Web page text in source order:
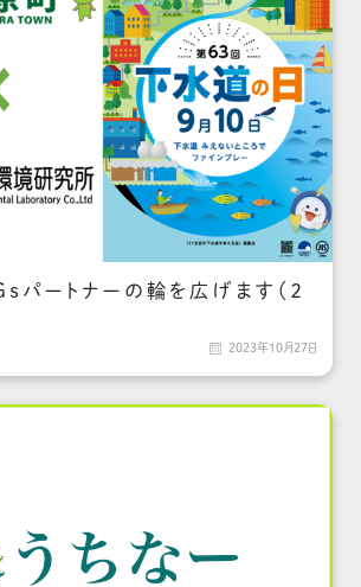
パートナーの輪を広げます（２
 2023年10月27日